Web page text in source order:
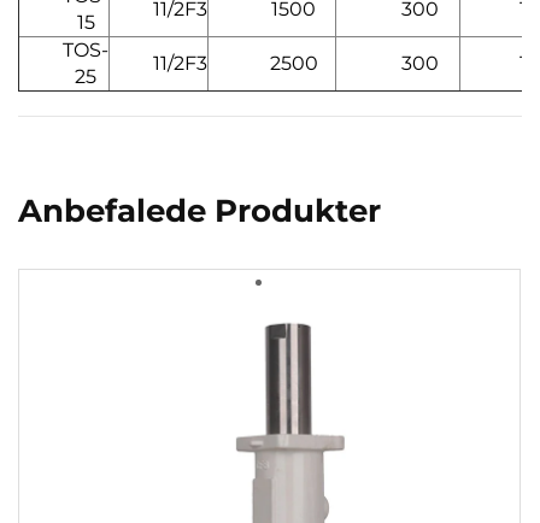
15
11/2F3 1500 300
TOS-
25
11/2F3 2500 300
Anbefalede Produkter